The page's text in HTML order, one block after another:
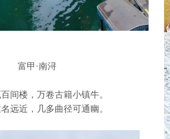
富甲·南浔
间楼，万卷古籍小镇牛。
远近，几多曲径可通幽。